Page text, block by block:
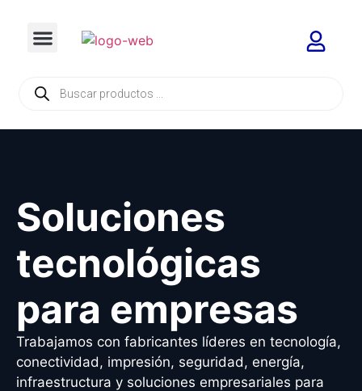
Soluciones
tecnológicas
para empresas
Trabajamos con fabricantes líderes en tecnología,
conectividad, impresión, seguridad, energía,
infraestructura y soluciones empresariales para